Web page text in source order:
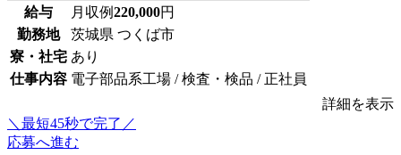
給与 月収例220,000円
勤務地
茨城県 つくば市
寮・社宅 あり
仕事内容 電子部品系工場 / 検査・検品 / 正社員
詳細を表示
＼最短45秒で完了／
応募へ進む